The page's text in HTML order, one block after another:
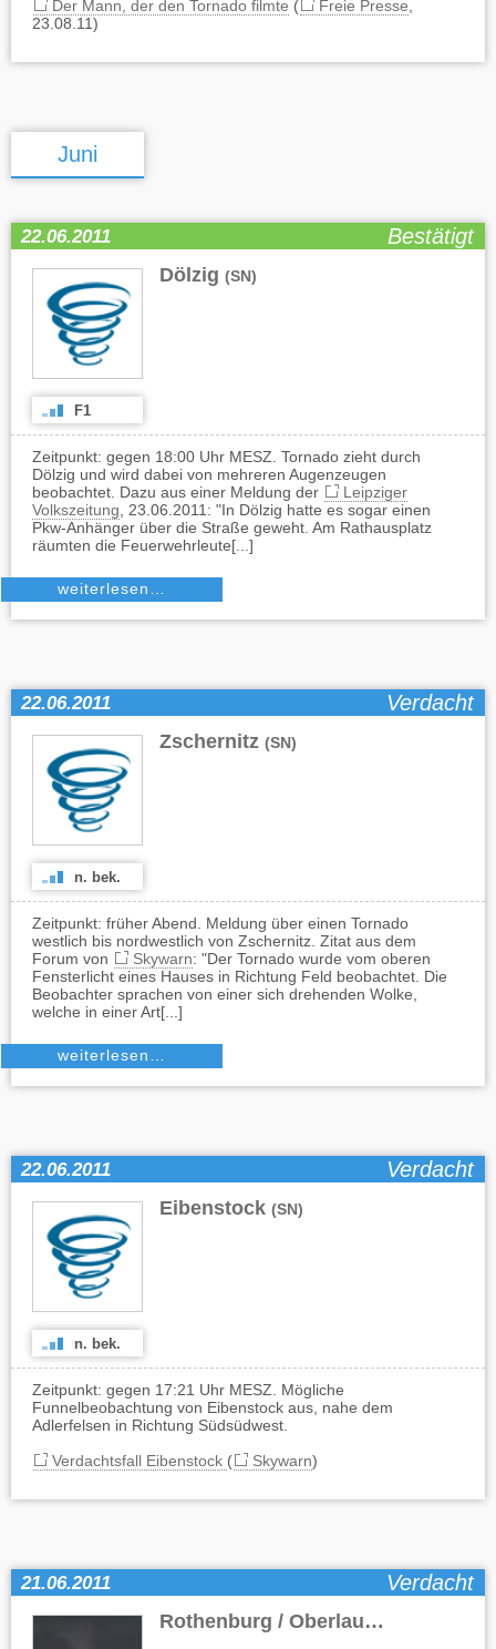
Der Mann, der den Tornado filmte ( Freie Presse
23.08.11)
Juni
22.06.2011 Bestätigt
Dölzig (SN)
F1
Zeitpunkt: gegen 18:00 Uhr MESZ. Tornado zieht durch
Dölzig und wird dabei von mehreren Augenzeugen
beobachtet. Dazu aus einer Meldung der
Leipziger
Volkszeitung , 23.06.2011: "In Dölzig hatte es sogar einen
Pkw-Anhänger über die Straße geweht. Am Rathausplatz
räumten die Feuerwehrleute[...]
weiterlesen…
22.06.2011 Verdacht
Zschernitz (SN)
n. bek.
Zeitpunkt: früher Abend. Meldung über einen Tornado
westlich bis nordwestlich von Zschernitz. Zitat aus dem
Forum von
Skywarn: "Der Tornado wurde vom oberen
Fensterlicht eines Hauses in Richtung Feld beobachtet. Die
Beobachter sprachen von einer sich drehenden Wolke,
welche in einer Art[...]
weiterlesen…
22.06.2011 Verdacht
Eibenstock (SN)
n. bek.
Zeitpunkt: gegen 17:21 Uhr MESZ. Mögliche
Funnelbeobachtung von Eibenstock aus, nahe dem
Adlerfelsen in Richtung Südsüdwest.
Verdachtsfall Eibenstock ( Skywarn)
21.06.2011 Verdacht
Rothenburg / Oberlausitz